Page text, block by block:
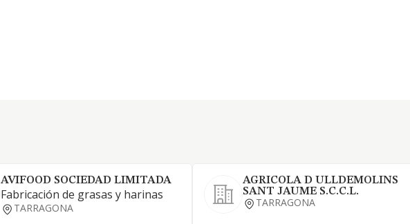
AVIFOOD SOCIEDAD LIMITADA
Fabricación de grasas y harinas
TARRAGONA
AGRICOLA D ULLDEMOLINS
SANT JAUME S.C.C.L.
TARRAGONA